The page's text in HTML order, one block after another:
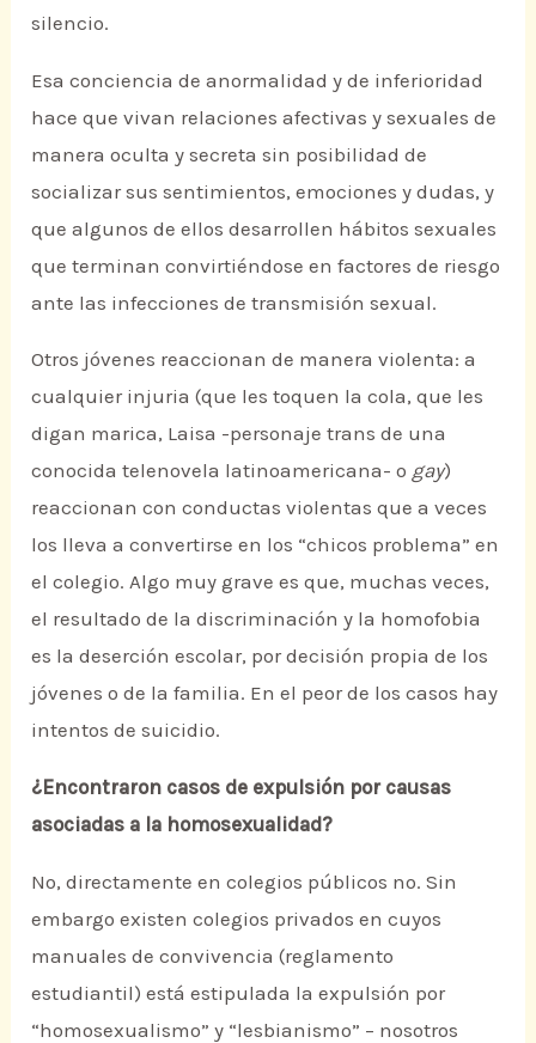
silencio.
Esa conciencia de anormalidad y de inferioridad
hace que vivan relaciones afectivas y sexuales de
manera oculta y secreta sin posibilidad de
socializar sus sentimientos, emociones y dudas, y
que algunos de ellos desarrollen hábitos sexuales
que terminan convirtiéndose en factores de riesgo
ante las infecciones de transmisión sexual.
Otros jóvenes reaccionan de manera violenta: a
cualquier injuria (que les toquen la cola, que les
digan marica, Laisa -personaje trans de una
conocida telenovela latinoamericana- o gay)
reaccionan con conductas violentas que a veces
los lleva a convertirse en los “chicos problema” en
el colegio. Algo muy grave es que, muchas veces,
el resultado de la discriminación y la homofobia
es la deserción escolar, por decisión propia de los
jóvenes o de la familia. En el peor de los casos hay
intentos de suicidio.
¿Encontraron casos de expulsión por causas
asociadas a la homosexualidad?
No, directamente en colegios públicos no. Sin
embargo existen colegios privados en cuyos
manuales de convivencia (reglamento
estudiantil) está estipulada la expulsión por
“homosexualismo” y “lesbianismo” – nosotros